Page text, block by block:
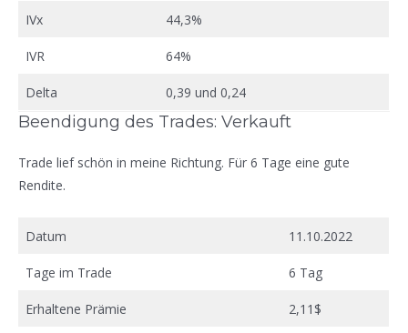
IVx 44,3%
IVR 64%
Delta 0,39 und 0,24
Beendigung des Trades: Verkauft
Trade lief schön in meine Richtung. Für 6 Tage eine gute
Rendite.
Datum 11.10.2022
Tage im Trade 6 Tag
Erhaltene Prämie 2,11$